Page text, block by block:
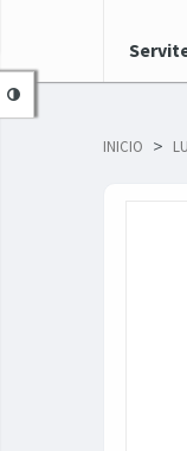
INICIO >